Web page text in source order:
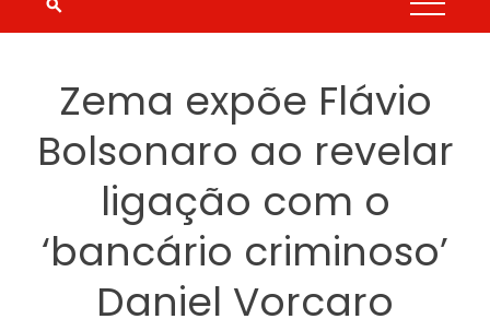
Zema expõe Flávio
Bolsonaro ao revelar
ligação com o
‘bancário criminoso’
Daniel Vorcaro